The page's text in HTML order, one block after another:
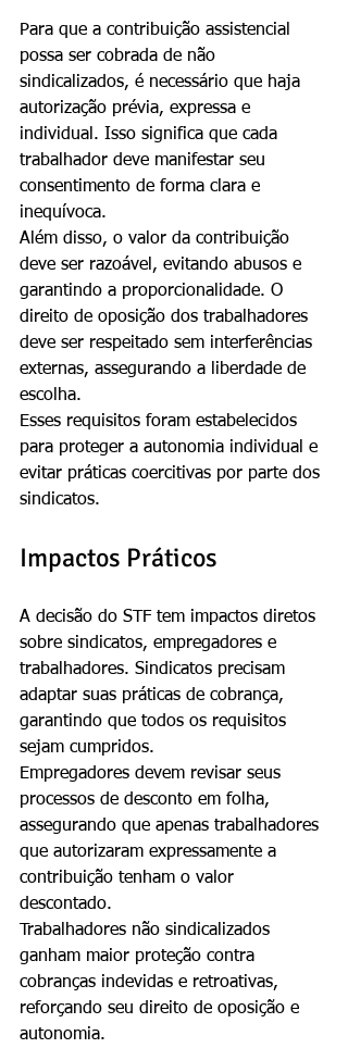
Para que a contribuição assistencial
possa ser cobrada de não
sindicalizados, é necessário que haja
autorização prévia, expressa e
individual. Isso significa que cada
trabalhador deve manifestar seu
consentimento de forma clara e
inequívoca.
Além disso, o valor da contribuição
deve ser razoável, evitando abusos e
garantindo a proporcionalidade. O
direito de oposição dos trabalhadores
deve ser respeitado sem interferências
externas, assegurando a liberdade de
escolha.
Esses requisitos foram estabelecidos
para proteger a autonomia individual e
evitar práticas coercitivas por parte dos
sindicatos.
Impactos Práticos
A decisão do STF tem impactos diretos
sobre sindicatos, empregadores e
trabalhadores. Sindicatos precisam
adaptar suas práticas de cobrança,
garantindo que todos os requisitos
sejam cumpridos.
Empregadores devem revisar seus
processos de desconto em folha,
assegurando que apenas trabalhadores
que autorizaram expressamente a
contribuição tenham o valor
descontado.
Trabalhadores não sindicalizados
ganham maior proteção contra
cobranças indevidas e retroativas,
reforçando seu direito de oposição e
autonomia.